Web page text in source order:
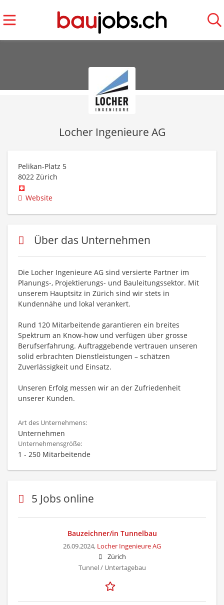
Locher Ingenieure AG
Pelikan-Platz 5
8022 Zürich
Website
Über das Unternehmen
Die Locher Ingenieure AG sind versierte Partner im
Planungs-, Projektierungs- und Bauleitungssektor. Mit
unserem Hauptsitz in Zürich sind wir stets in
Kundennähe und lokal verankert.
Rund 120 Mitarbeitende garantieren ein breites
Spektrum an Know-how und verfügen über grosse
Berufserfahrung. Auftraggebende vertrauen unseren
solid erbrachten Dienstleistungen – schätzen
Zuverlässigkeit und Einsatz.
Unseren Erfolg messen wir an der Zufriedenheit
unserer Kunden.
Art des Unternehmens:
Unternehmen
Unternehmensgröße:
1 - 250 Mitarbeitende
5 Jobs online
Bauzeichner/in Tunnelbau
26.09.2024, Locher Ingenieure AG
Zürich
Tunnel / Untertagebau